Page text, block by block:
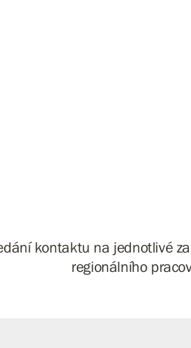
kontaktu na jednotlivé
regionálního